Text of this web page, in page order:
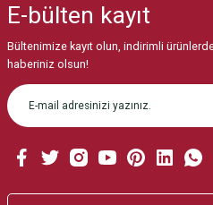
Görüş ve önerileriniz için teşekkür
Ürün resmi kalitesiz, bozuk veya
Ürün açıklamasında eksik bilgiler
Ürün bilgilerinde hatalar bulunuyor.
Bu ürüne benzer farklı alternatifler
E-bülten kayıt
Bültenimize kayıt olun, indirimli
haberiniz olsun!